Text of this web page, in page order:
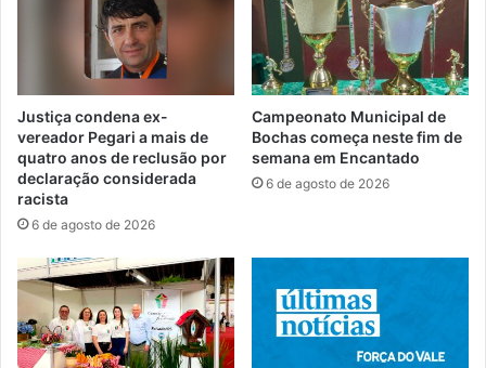
Justiça condena ex-
vereador Pegari a mais de
quatro anos de reclusão por
declaração considerada
racista
6 de agosto de 2026
Campeonato Municipal de
Bochas começa neste fim de
semana em Encantado
6 de agosto de 2026